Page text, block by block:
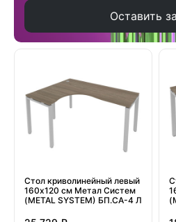
Оставить
Стол криволинейный левый
160х120 см Метал Систем
(METAL SYSTEM) БП.СА-4 Л